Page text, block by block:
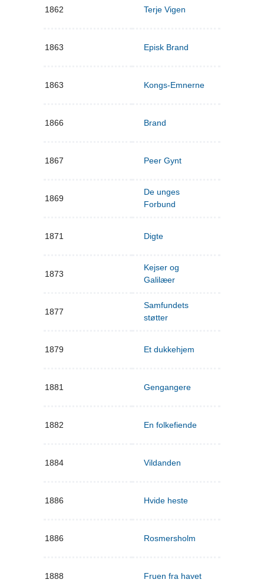
1862 Terje Vigen
1863 Episk Brand
1863 Kongs-Emnerne
1866 Brand
1867 Peer Gynt
1869
De unges
Forbund
1871 Digte
1873
Kejser og
Galilæer
1877
Samfundets
støtter
1879 Et dukkehjem
1881 Gengangere
1882 En folkefiende
1884 Vildanden
1886 Hvide heste
1886 Rosmersholm
1888 Fruen fra havet